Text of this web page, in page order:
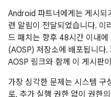
Android 파트너에게는 게시되
련 알림이 전달되었습니다. 이
드 패치는 향후 48시간 이내
(AOSP) 저장소에 배포됩니다
AOSP 링크와 함께 이 게시판
가장 심각한 문제는 시스템 구
로, 추가 실행 권한 없이 권한